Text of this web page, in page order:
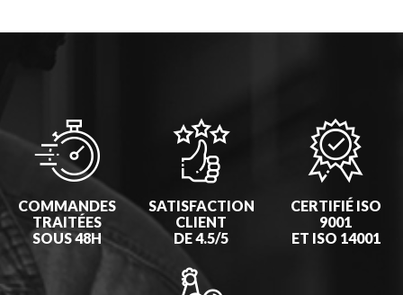
COMMANDES
TRAITÉES
SOUS 48H
SATISFACTION
CLIENT
DE 4.5/5
CERTIFIÉ ISO
9001
ET ISO 14001